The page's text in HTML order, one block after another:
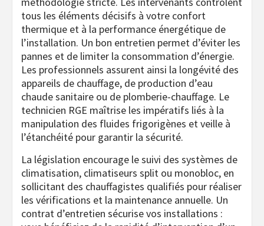
tous les éléments décisifs à votre confort
thermique et à la performance énergétique de
l’installation. Un bon entretien permet d’éviter les
pannes et de limiter la consommation d’énergie.
Les professionnels assurent ainsi la longévité des
appareils de chauffage, de production d’eau
chaude sanitaire ou de plomberie-chauffage. Le
technicien RGE maîtrise les impératifs liés à la
manipulation des fluides frigorigènes et veille à
l’étanchéité pour garantir la sécurité.
La législation encourage le suivi des systèmes de
climatisation, climatiseurs split ou monobloc, en
sollicitant des chauffagistes qualifiés pour réaliser
les vérifications et la maintenance annuelle. Un
contrat d’entretien sécurise vos installations :